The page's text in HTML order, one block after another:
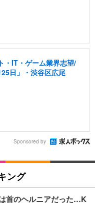
・IT・ゲーム業界志望/
日」・渋谷区広尾
Sponsored by
ング
首のヘルニアだった…K